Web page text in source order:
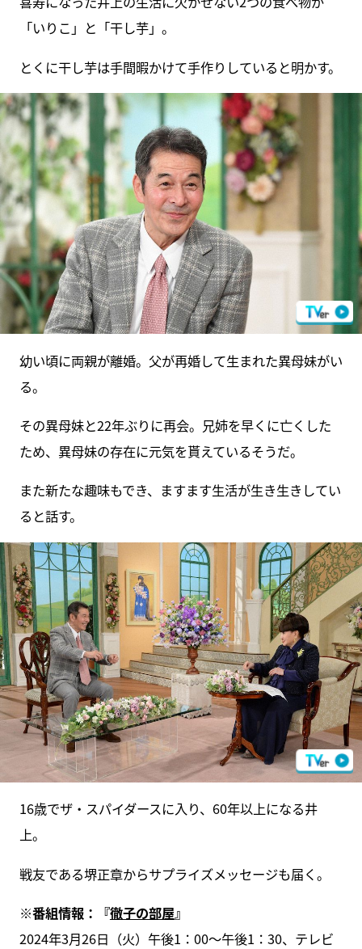
「いりこ」と「干し芋」。
とくに干し芋は手間暇かけて手作りしていると明かす。
幼い頃に両親が離婚。父が再婚して生まれた異母妹がい
る。
その異母妹と22年ぶりに再会。兄姉を早くに亡くした
ため、異母妹の存在に元気を貰えているそうだ。
また新たな趣味もでき、ますます生活が生き生きしてい
ると話す。
16歳でザ・スパイダースに入り、60年以上になる井
上。
戦友である堺正章からサプライズメッセージも届く。
※番組情報：『徹子の部屋』
2024年3月26日（火）午後1：00～午後1：30、テレビ